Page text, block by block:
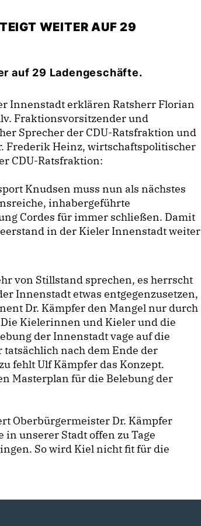
WEITER AUF 29
auf 29 Ladengeschäfte.
Innenstadt erklären Ratsherr Florian
Fraktionsvorsitzender und
Sprecher der CDU-Ratsfraktion und
Frederik Heinz, wirtschaftspolitischer
CDU-Ratsfraktion:
Knudsen muss nun als nächstes
inhabergeführte
Cordes für immer schließen. Damit
in der Kieler Innenstadt weiter
von Stillstand sprechen, es herrscht
Innenstadt etwas entgegenzusetzen,
Dr. Kämpfer den Mangel nur durch
Kielerinnen und Kieler und die
der Innenstadt vage auf die
nach dem Ende der
fehlt Ulf Kämpfer das Konzept.
Masterplan für die Belebung der
Oberbürgermeister Dr. Kämpfer
unserer Stadt offen zu Tage
So wird Kiel nicht fit für die